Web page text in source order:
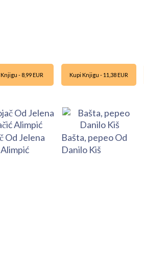
- 8,99 EUR
Od Jelena
Kupi Knjigu - 11,38 EUR
Bašta, pepeo Od
Danilo Kiš